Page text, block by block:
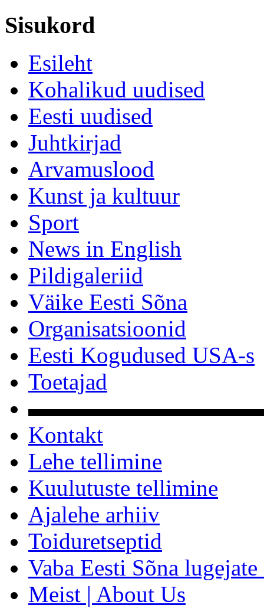
Sisukord
Esileht
Kohalikud uudised
Eesti uudised
Juhtkirjad
Arvamuslood
Kunst ja kultuur
Sport
News in English
Pildigaleriid
Väike Eesti Sõna
Organisatsioonid
Eesti Kogudused USA-s
Toetajad
Kontakt
Lehe tellimine
Kuulutuste tellimine
Ajalehe arhiiv
Toiduretseptid
Vaba Eesti Sõna
Meist | About Us